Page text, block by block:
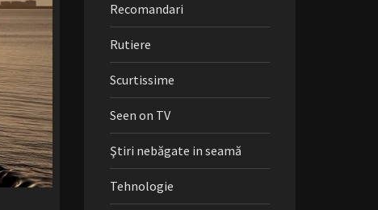
Recomandari
Rutiere
Scurtissime
Seen on TV
Ştiri nebăgate in seamă
Tehnologie